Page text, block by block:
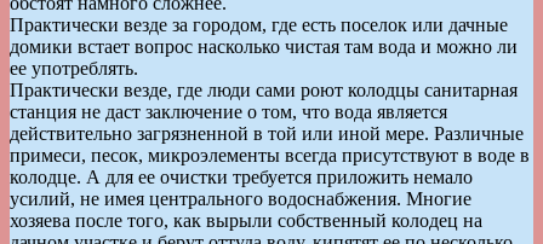
Практически везде за городом, где есть поселок или дачные
домики встает вопрос насколько чистая там вода и можно ли
ее употреблять.
Практически везде, где люди сами роют колодцы санитарная
станция не даст заключение о том, что вода является
действительно загрязненной в той или иной мере. Различные
примеси, песок, микроэлементы всегда присутствуют в воде в
колодце. А для ее очистки требуется приложить немало
усилий, не имея центрального водоснабжения. Многие
хозяева после того, как вырыли собственный колодец на